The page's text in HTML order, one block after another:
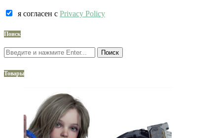
я согласен c Privacy Policy
Поиск
Поиск
Товары